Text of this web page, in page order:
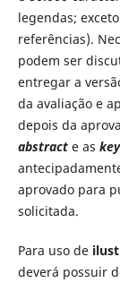
legendas;
referências).
podem ser
entregar a
da avaliação e
depois da
abstracte as
aprovado para
solicitada.
Para uso de
deverá possuir